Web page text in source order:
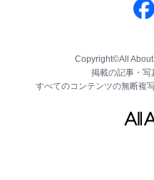
Copyright©All
掲載の記事・写
すべてのコンテンツの無断複